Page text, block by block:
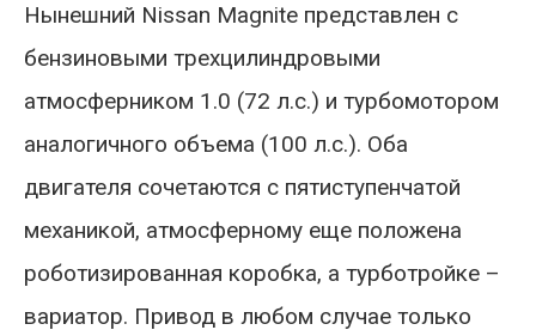
Нынешний Nissan Magnite представлен с
бензиновыми трехцилиндровыми
атмосферником 1.0 (72 л.с.) и турбомотором
аналогичного объема (100 л.с.). Оба
двигателя сочетаются с пятиступенчатой
механикой, атмосферному еще положена
роботизированная коробка, а турботройке –
вариатор. Привод в любом случае только